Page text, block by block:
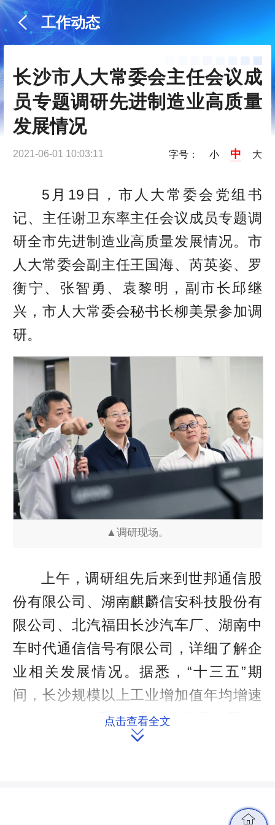
工作动态
长沙市人大常委会主任会议成
员专题调研先进制造业高质量
发展情况
2021-06-01 10:03:11 字号： 小 中 大
5月19日，市人大常委会党组书
记、主任谢卫东率主任会议成员专题调
研全市先进制造业高质量发展情况。市
人大常委会副主任王国海、芮英姿、罗
衡宁、张智勇、袁黎明，副市长邱继
兴，市人大常委会秘书长柳美景参加调
研。
▲调研现场。
上午，调研组先后来到世邦通信股
份有限公司、湖南麒麟信安科技股份有
限公司、北汽福田长沙汽车厂、湖南中
车时代通信信号有限公司，详细了解企
业相关发展情况。据悉，“十三五”期
间，长沙规模以上工业增加值年均增速
7.76%，去年受疫情影响仍高于全国2.3
个百分点，排全国省会城市第10。
点击查看全文
